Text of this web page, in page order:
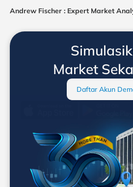
Andrew Fischer : Expert Market
Market
Daftar Akun